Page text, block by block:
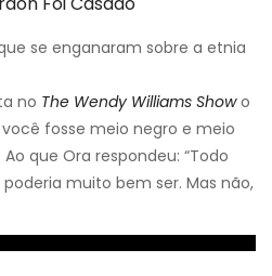
se enganaram sobre a etnia
no The Wendy Williams Show o
fosse meio negro e meio
que Ora respondeu: “Todo
muito bem ser. Mas não,